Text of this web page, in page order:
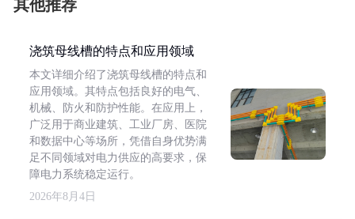
其他推荐
浇筑母线槽的特点和应用领域
本文详细介绍了浇筑母线槽的特点和
应用领域。其特点包括良好的电气、
机械、防火和防护性能。在应用上，
广泛用于商业建筑、工业厂房、医院
和数据中心等场所，凭借自身优势满
足不同领域对电力供应的高要求，保
障电力系统稳定运行。
2026年8月4日